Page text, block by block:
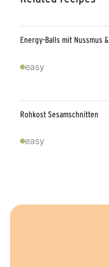
Energy-Balls mit Nussmus
easy
Rohkost Sesamschnitten
easy